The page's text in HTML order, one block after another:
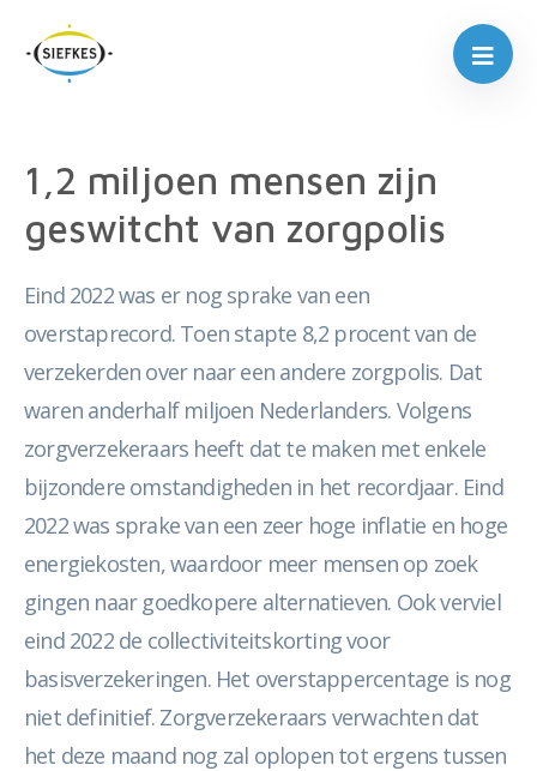
1,2 miljoen mensen zijn
geswitcht van zorgpolis
Eind 2022 was er nog sprake van een
overstaprecord. Toen stapte 8,2 procent van de
verzekerden over naar een andere zorgpolis. Dat
waren anderhalf miljoen Nederlanders. Volgens
zorgverzekeraars heeft dat te maken met enkele
bijzondere omstandigheden in het recordjaar. Eind
2022 was sprake van een zeer hoge inflatie en hoge
energiekosten, waardoor meer mensen op zoek
gingen naar goedkopere alternatieven. Ook verviel
eind 2022 de collectiviteitskorting voor
basisverzekeringen. Het overstappercentage is nog
niet definitief. Zorgverzekeraars verwachten dat
het deze maand nog zal oplopen tot ergens tussen